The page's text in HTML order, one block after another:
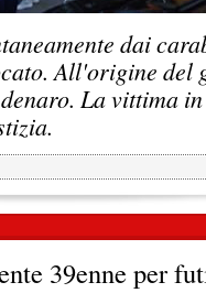
dai
All'origine del
La vittima
39enne per